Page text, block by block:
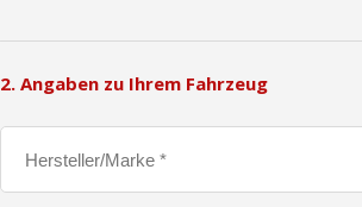
2. Angaben zu Ihrem Fahrzeug